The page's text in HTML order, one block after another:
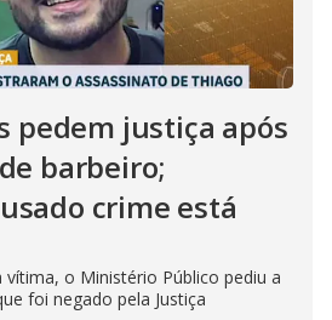
pedem justiça após
barbeiro;
crime está
vítima, o Ministério Público pediu a
foi negado pela Justiça